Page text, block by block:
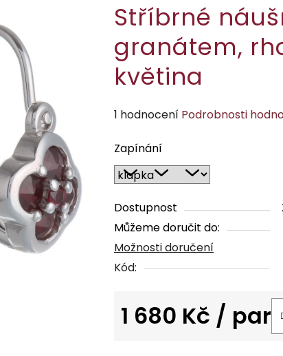
Stříbrné
granátem,
květina
Průměrné
produktu
je
5,0
z
5
hvězdiček.
1 hodnocení Podrobnosti
Zapínání
Dostupnost
Můžeme doručit do:
Možnosti doručení
Kód:
1 680 Kč / par